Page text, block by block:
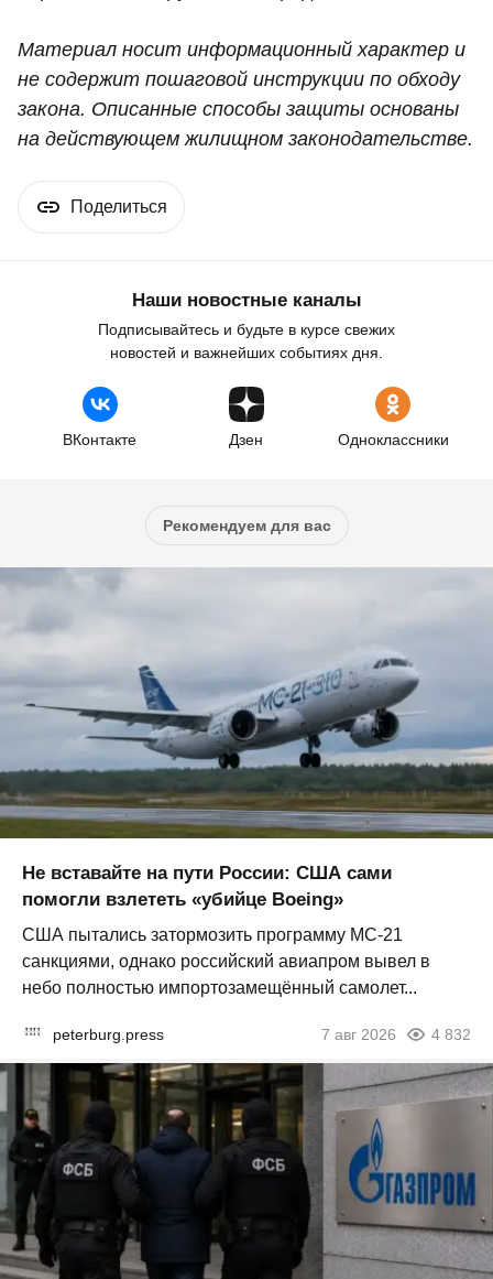
Материал носит информационный характер и
не содержит пошаговой инструкции по обходу
закона. Описанные способы защиты основаны
на действующем жилищном законодательстве.
Поделиться
Наши новостные каналы
Подписывайтесь и будьте в курсе свежих
новостей и важнейших событиях дня.
ВКонтакте Дзен Одноклассники
Рекомендуем для вас
Не вставайте на пути России: США сами
помогли взлететь «убийце Boeing»
США пытались затормозить программу МС-21
санкциями, однако российский авиапром вывел в
небо полностью импортозамещённый самолет...
peterburg.press 7 авг 2026 4 832